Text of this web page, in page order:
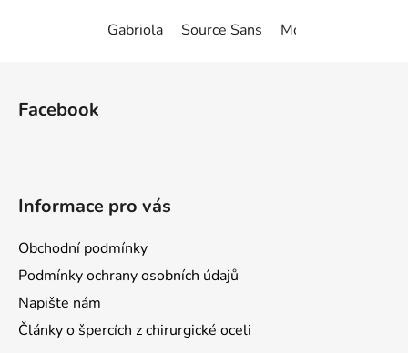
Gabriola Source Sans Monotype Corsiva
Facebook
Informace pro vás
Obchodní podmínky
Podmínky ochrany osobních údajů
Napište nám
Články o špercích z chirurgické oceli